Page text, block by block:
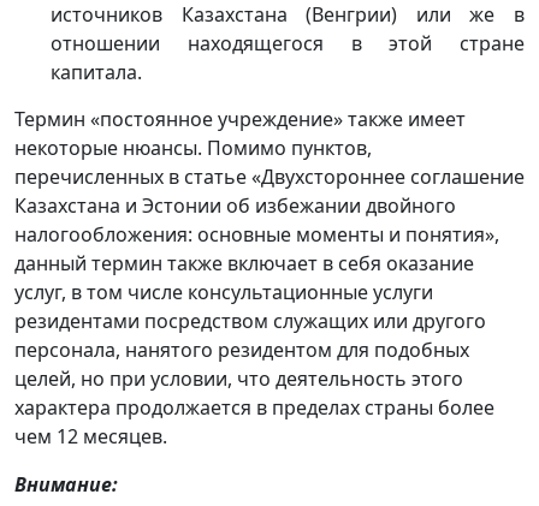
источников Казахстана (Венгрии) или же в
отношении находящегося в этой стране
капитала.
Термин «постоянное учреждение» также имеет
некоторые нюансы. Помимо пунктов,
перечисленных в статье «Двухстороннее соглашение
Казахстана и Эстонии об избежании двойного
налогообложения: основные моменты и понятия»,
данный термин также включает в себя оказание
услуг, в том числе консультационные услуги
резидентами посредством служащих или другого
персонала, нанятого резидентом для подобных
целей, но при условии, что деятельность этого
характера продолжается в пределах страны более
чем 12 месяцев.
Внимание: